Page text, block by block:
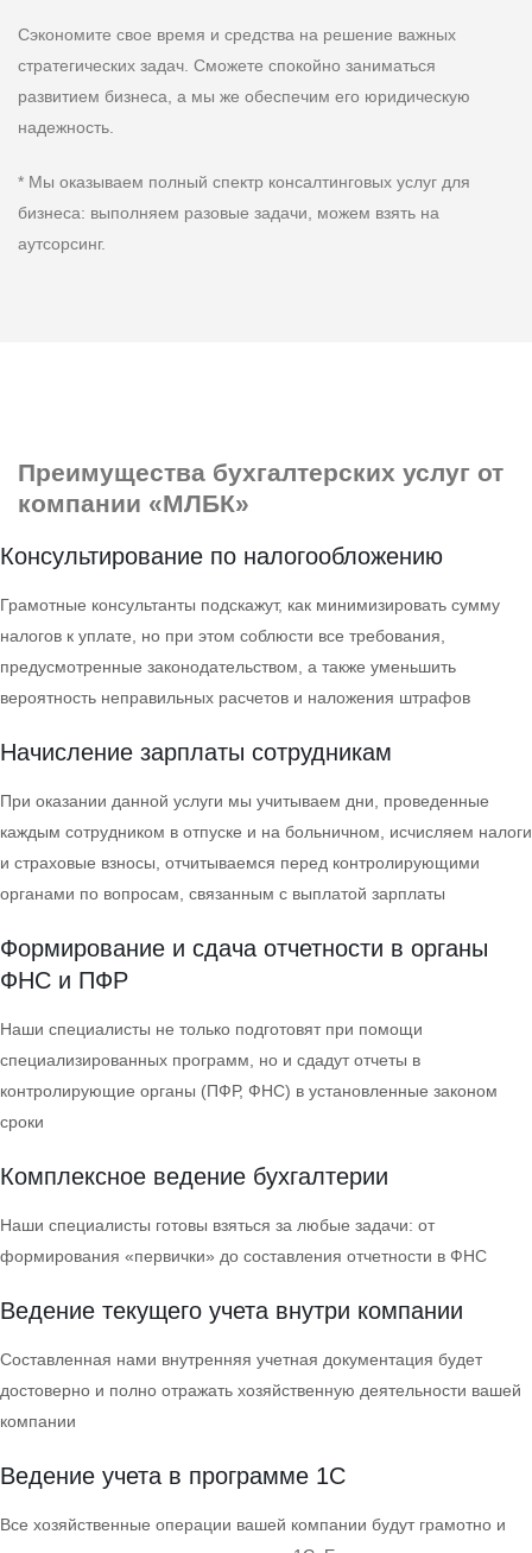
Сэкономите свое время и средства на решение важных
стратегических задач. Сможете спокойно заниматься
развитием бизнеса, а мы же обеспечим его юридическую
надежность.
* Мы оказываем полный спектр консалтинговых услуг для
бизнеса: выполняем разовые задачи, можем взять на
аутсорсинг.
Преимущества бухгалтерских услуг от
компании «МЛБК»
Консультирование по налогообложению
Грамотные консультанты подскажут, как минимизировать сумму
налогов к уплате, но при этом соблюсти все требования,
предусмотренные законодательством, а также уменьшить
вероятность неправильных расчетов и наложения штрафов
Начисление зарплаты сотрудникам
При оказании данной услуги мы учитываем дни, проведенные
каждым сотрудником в отпуске и на больничном, исчисляем налоги
и страховые взносы, отчитываемся перед контролирующими
органами по вопросам, связанным с выплатой зарплаты
Формирование и сдача отчетности в органы
ФНС и ПФР
Наши специалисты не только подготовят при помощи
специализированных программ, но и сдадут отчеты в
контролирующие органы (ПФР, ФНС) в установленные законом
сроки
Комплексное ведение бухгалтерии
Наши специалисты готовы взяться за любые задачи: от
формирования «первички» до составления отчетности в ФНС
Ведение текущего учета внутри компании
Составленная нами внутренняя учетная документация будет
достоверно и полно отражать хозяйственную деятельности вашей
компании
Ведение учета в программе 1С
Все хозяйственные операции вашей компании будут грамотно и